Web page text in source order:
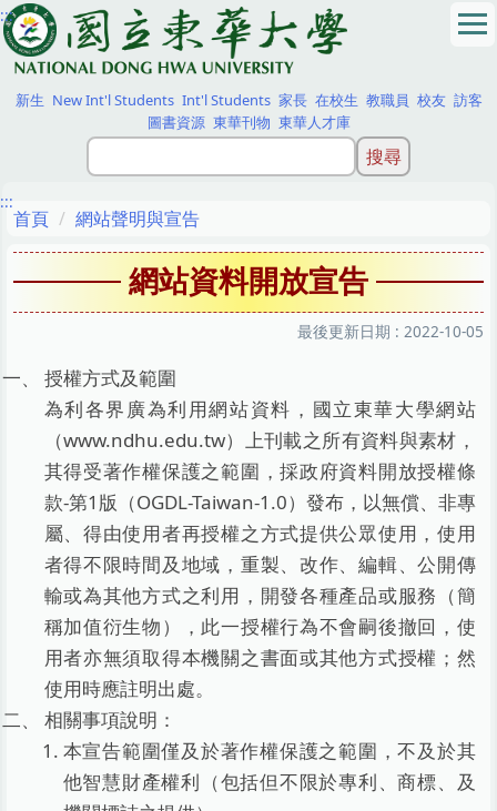
跳
到
主
要
內
:::
新生 New Int'l Students Int'l Students 家長 在校生 教職員 校友 訪客
圖書資源 東華刊物 東華人才庫
:::
首頁 網站聲明與宣告
網站資料開放宣告
最後更新日期 : 2022-10-05
授權方式及範圍
為利各界廣為利用網站資料，國立東華大學網站
（www.ndhu.edu.tw）上刊載之所有資料與素材，
其得受著作權保護之範圍，採政府資料開放授權條
款-第1版（OGDL-Taiwan-1.0）發布，以無償、非專
屬、得由使用者再授權之方式提供公眾使用，使用
者得不限時間及地域，重製、改作、編輯、公開傳
輸或為其他方式之利用，開發各種產品或服務（簡
稱加值衍生物），此一授權行為不會嗣後撤回，使
用者亦無須取得本機關之書面或其他方式授權；然
使用時應註明出處。
相關事項說明：
本宣告範圍僅及於著作權保護之範圍，不及於其
他智慧財產權利（包括但不限於專利、商標、及